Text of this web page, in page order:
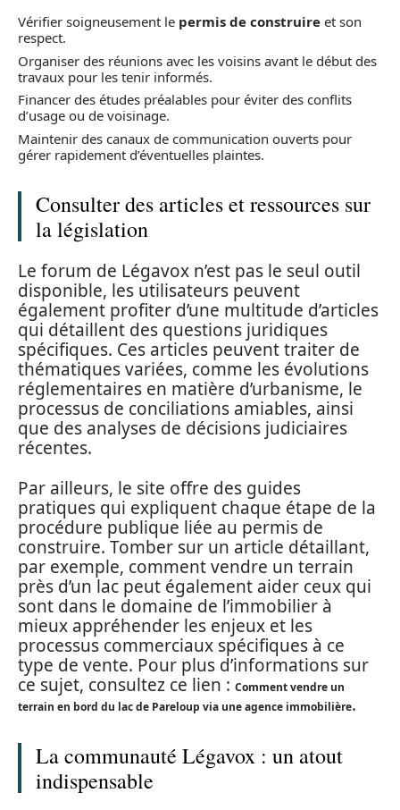
Vérifier soigneusement le permis de construire et son
respect.
Organiser des réunions avec les voisins avant le début des
travaux pour les tenir informés.
Financer des études préalables pour éviter des conflits
d’usage ou de voisinage.
Maintenir des canaux de communication ouverts pour
gérer rapidement d’éventuelles plaintes.
Consulter des articles et ressources sur
la législation
Le forum de Légavox n’est pas le seul outil
disponible, les utilisateurs peuvent
également profiter d’une multitude d’articles
qui détaillent des questions juridiques
spécifiques. Ces articles peuvent traiter de
thématiques variées, comme les évolutions
réglementaires en matière d’urbanisme, le
processus de conciliations amiables, ainsi
que des analyses de décisions judiciaires
récentes.
Par ailleurs, le site offre des guides
pratiques qui expliquent chaque étape de la
procédure publique liée au permis de
construire. Tomber sur un article détaillant,
par exemple, comment vendre un terrain
près d’un lac peut également aider ceux qui
sont dans le domaine de l’immobilier à
mieux appréhender les enjeux et les
processus commerciaux spécifiques à ce
type de vente. Pour plus d’informations sur
ce sujet, consultez ce lien : Comment vendre un
terrain en bord du lac de Pareloup via une agence immobilière.
La communauté Légavox : un atout
indispensable